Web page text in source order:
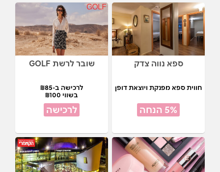
ספא נווה צדק
חווית ספא מפנקת ויוצאת דופן
5% הנחה
שובר לרשת GOLF
לרכישה ב-₪85
בשווי ₪100
לרכישה